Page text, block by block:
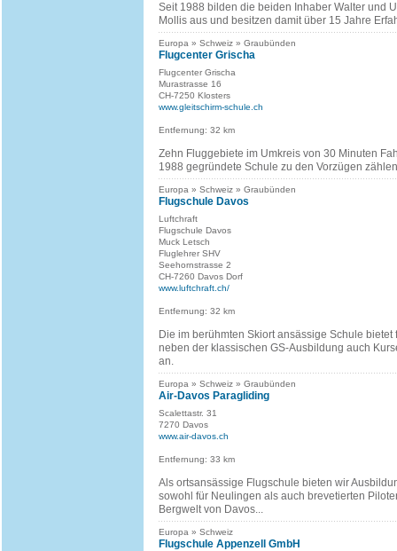
Seit 1988 bilden die beiden Inhaber Walter und
Mollis aus und besitzen damit über 15 Jahre
Europa » Schweiz » Graubünden
Flugcenter Grischa
Flugcenter Grischa
Murastrasse 16
CH-7250 Klosters
www.gleitschirm-schule.ch
Entfernung: 32 km
Zehn Fluggebiete im Umkreis von 30 Minuten
1988 gegründete Schule zu den Vorzügen
Europa » Schweiz » Graubünden
Flugschule Davos
Luftchraft
Flugschule Davos
Muck Letsch
Fluglehrer SHV
Seehornstrasse 2
CH-7260 Davos Dorf
www.luftchraft.ch/
Entfernung: 32 km
Die im berühmten Skiort ansässige Schule bietet
neben der klassischen GS-Ausbildung auch
an.
Europa » Schweiz » Graubünden
Air-Davos Paragliding
Scalettastr. 31
7270 Davos
www.air-davos.ch
Entfernung: 33 km
Als ortsansässige Flugschule bieten wir
sowohl für Neulingen als auch brevetierten
Bergwelt von Davos...
Europa » Schweiz
Flugschule Appenzell GmbH